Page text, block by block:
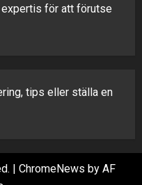
expertis för att förutse
tips eller ställa en
ChromeNews by AF